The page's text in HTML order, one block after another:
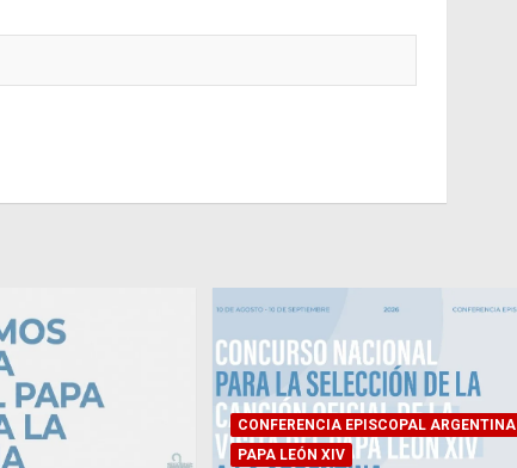
CONFERENCIA EPISCOPAL ARGENTINA
PAPA LEÓN XIV